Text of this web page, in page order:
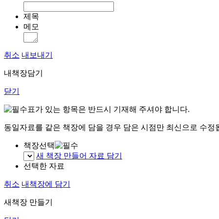
제목
메모
취소 내보내기
내책장담기
닫기
표가 있는 항목은 반드시 기재해 주셔야 합니다.
동일자료를 같은 책장에 담을 경우 담은 시점만 최신으로 수정
책장선택
새 책장 만들어 자료 담기
선택한 자료
취소 내책장에 담기
새책장 만들기